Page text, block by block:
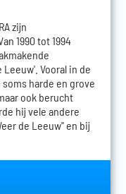
zijn
1990 tot 1994
Vooral in de
harde en grove
ook berucht
hij vele andere
de Leeuw'' en bij